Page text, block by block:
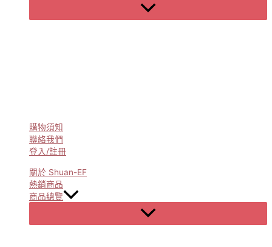
Menu
Toggle
購物須知
聯絡我們
登入/註冊
關於 Shuan-EF
熱銷商品
商品總覽
Menu
Toggle